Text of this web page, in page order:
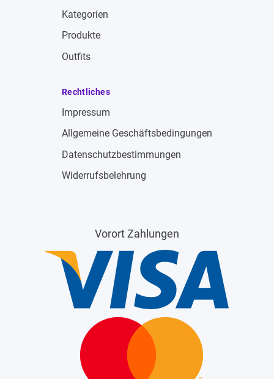
Kategorien
Produkte
Outfits
Rechtliches
Impressum
Allgemeine Geschäftsbedingungen
Datenschutzbestimmungen
Widerrufsbelehrung
Vorort Zahlungen